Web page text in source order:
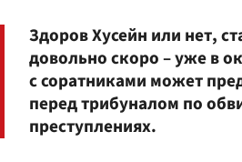
Здоров Хусейн или нет,
довольно скоро – уже в
с соратниками может
перед трибуналом по
преступлениях.